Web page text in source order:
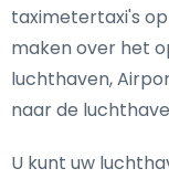
taximetertaxi's
maken over het
luchthaven,
naar de
U kunt uw